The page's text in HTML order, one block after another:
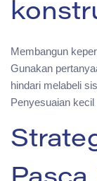
Membangun
Gunakan
hindari melabeli
Penyesuaian